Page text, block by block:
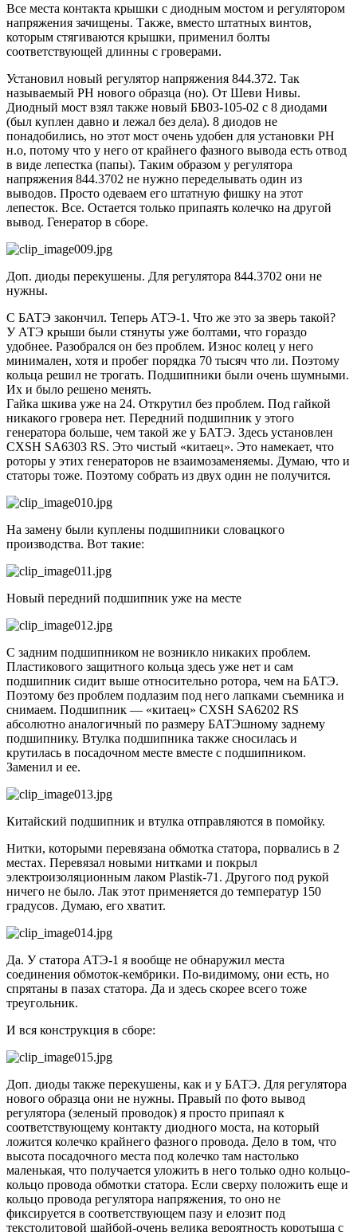
Все места контакта крышки с диодным мостом и регулятором
напряжения зачищены. Также, вместо штатных винтов,
которым стягиваются крышки, применил болты
соответствующей длинны с гроверами.
Установил новый регулятор напряжения 844.372. Так
называемый РН нового образца (но). От Шеви Нивы.
Диодный мост взял также новый БВ03-105-02 с 8 диодами
(был куплен давно и лежал без дела). 8 диодов не
понадобились, но этот мост очень удобен для установки РН
н.о, потому что у него от крайнего фазного вывода есть отвод
в виде лепестка (папы). Таким образом у регулятора
напряжения 844.3702 не нужно переделывать один из
выводов. Просто одеваем его штатную фишку на этот
лепесток. Все. Остается только припаять колечко на другой
вывод. Генератор в сборе.
Доп. диоды перекушены. Для регулятора 844.3702 они не
нужны.
С БАТЭ закончил. Теперь АТЭ-1. Что же это за зверь такой?
У АТЭ крыши были стянуты уже болтами, что гораздо
удобнее. Разобрался он без проблем. Износ колец у него
минимален, хотя и пробег порядка 70 тысяч что ли. Поэтому
кольца решил не трогать. Подшипники были очень шумными.
Их и было решено менять.
Гайка шкива уже на 24. Открутил без проблем. Под гайкой
никакого гровера нет. Передний подшипник у этого
генератора больше, чем такой же у БАТЭ. Здесь установлен
CXSH SA6303 RS. Это чистый «китаец». Это намекает, что
роторы у этих генераторов не взаимозаменяемы. Думаю, что и
статоры тоже. Поэтому собрать из двух один не получится.
На замену были куплены подшипники словацкого
производства. Вот такие:
Новый передний подшипник уже на месте
С задним подшипником не возникло никаких проблем.
Пластикового защитного кольца здесь уже нет и сам
подшипник сидит выше относительно ротора, чем на БАТЭ.
Поэтому без проблем подлазим под него лапками съемника и
снимаем. Подшипник — «китаец» CXSH SA6202 RS
абсолютно аналогичный по размеру БАТЭшному заднему
подшипнику. Втулка подшипника также сносилась и
крутилась в посадочном месте вместе с подшипником.
Заменил и ее.
Китайский подшипник и втулка отправляются в помойку.
Нитки, которыми перевязана обмотка статора, порвались в 2
местах. Перевязал новыми нитками и покрыл
электроизоляционным лаком Plastik-71. Другого под рукой
ничего не было. Лак этот применяется до температур 150
градусов. Думаю, его хватит.
Да. У статора АТЭ-1 я вообще не обнаружил места
соединения обмоток-кембрики. По-видимому, они есть, но
спрятаны в пазах статора. Да и здесь скорее всего тоже
треугольник.
И вся конструкция в сборе:
Доп. диоды также перекушены, как и у БАТЭ. Для регулятора
нового образца они не нужны. Правый по фото вывод
регулятора (зеленый проводок) я просто припаял к
соответствующему контакту диодного моста, на который
ложится колечко крайнего фазного провода. Дело в том, что
высота посадочного места под колечко там настолько
маленькая, что получается уложить в него только одно кольцо-
кольцо провода обмотки статора. Если сверху положить еще и
кольцо провода регулятора напряжения, то оно не
фиксируется в соответствующем пазу и елозит под
текстолитовой шайбой-очень велика вероятность коротыша с